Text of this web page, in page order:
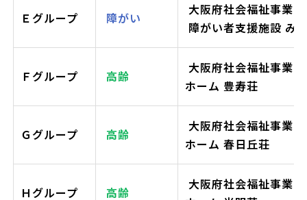
Ｅグループ 障がい
大阪府社会福祉事業団
障がい者支援施設 み
Ｆグループ 高齢
大阪府社会福祉事業
ホーム 豊寿荘
Ｇグループ 高齢
大阪府社会福祉事業
ホーム 春日丘荘
Ｈグループ 高齢
大阪府社会福祉事業